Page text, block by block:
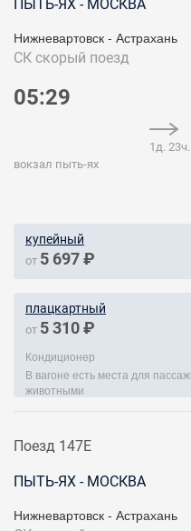
ПЫТЬ-ЯХ - МОСКВА
Нижневартовск - Астрахань
СК скорый поезд
05:29
вокзал пыть-ях
1д.
купейный
от 5 697 ₽
плацкартный
от 5 310 ₽
Кондиционер
В вагоне есть места для
животными
Поезд 147Е
ПЫТЬ-ЯХ - МОСКВА
Нижневартовск - Астрахань